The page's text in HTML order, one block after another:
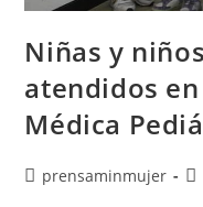
Niñas y
atendidos
Médica
prensaminmujer